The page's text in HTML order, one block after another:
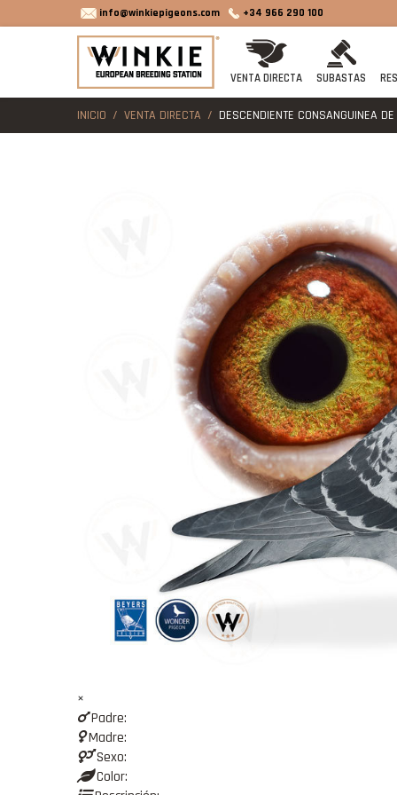
info@winkiepigeons.com +34 966 290 100
VENTA DIRECTA SUBASTAS
INICIO VENTA DIRECTA DESCENDIENTE CONSANGUINEA
×
Padre:
Madre:
Sexo:
Color: